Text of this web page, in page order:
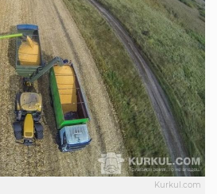
Kurkul.com